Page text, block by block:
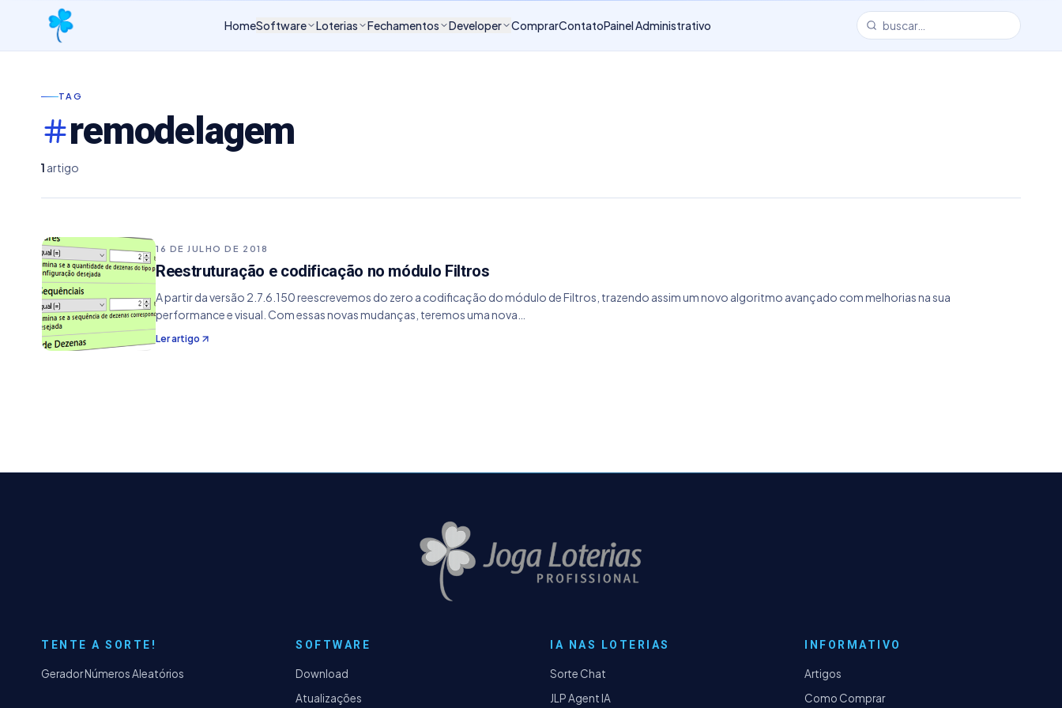
HomeSoftware Loterias Fechamentos Developer ComprarContatoPainel Administrativo
TAG
remodelagem
1 artigo
16 DE JULHO DE 2018
Reestruturação e codificação no módulo Filtros
A partir da versão 2.7.6.150 reescrevemos do zero a codificação do módulo de Filtros, trazendo assim um novo algoritmo avançado com melhorias na sua
performance e visual. Com essas novas mudanças, teremos uma nova…
Ler artigo
TENTE A SORTE!
Gerador Números Aleatórios
SOFTWARE
Download
Atualizações
IA NAS LOTERIAS
Sorte Chat
JLP Agent IA
INFORMATIVO
Artigos
Como Comprar